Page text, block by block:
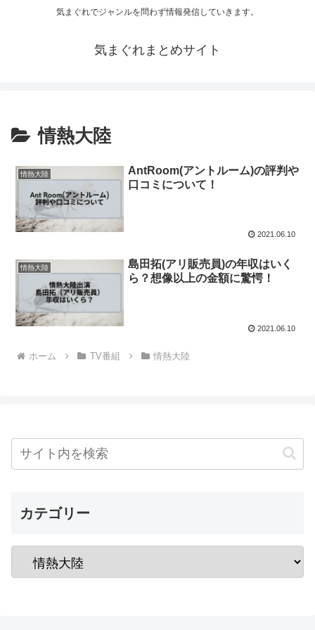
気まぐれでジャンルを問わず情報発信していきます。
気まぐれまとめサイト
情熱大陸
情熱大陸
AntRoom(アントルーム)の評判や
口コミについて！
2021.06.10
情熱大陸
島田拓(アリ販売員)の年収はいく
ら？想像以上の金額に驚愕！
2021.06.10
ホーム TV番組 情熱大陸
カテゴリー